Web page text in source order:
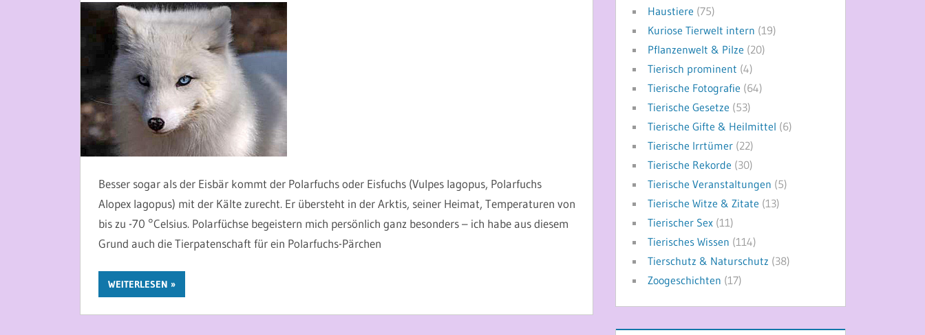
Besser sogar als der Eisbär kommt der Polarfuchs oder Eisfuchs (Vulpes lagopus, Polarfuchs
Alopex lagopus) mit der Kälte zurecht. Er übersteht in der Arktis, seiner Heimat, Temperaturen von
bis zu -70 °Celsius. Polarfüchse begeistern mich persönlich ganz besonders – ich habe aus diesem
Grund auch die Tierpatenschaft für ein Polarfuchs-Pärchen
WEITERLESEN
Haustiere (75)
Kuriose Tierwelt intern (19)
Pflanzenwelt & Pilze (20)
Tierisch prominent (4)
Tierische Fotografie (64)
Tierische Gesetze (53)
Tierische Gifte & Heilmittel (6)
Tierische Irrtümer (22)
Tierische Rekorde (30)
Tierische Veranstaltungen (5)
Tierische Witze & Zitate (13)
Tierischer Sex (11)
Tierisches Wissen (114)
Tierschutz & Naturschutz (38)
Zoogeschichten (17)